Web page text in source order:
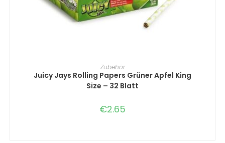
IN DEN WARENKORB
Zubehör
Juicy Jays Rolling Papers Grüner Apfel King
Size – 32 Blatt
€2.65